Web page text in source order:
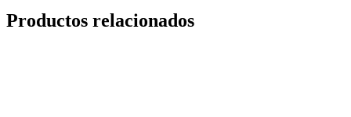
Productos relacionados